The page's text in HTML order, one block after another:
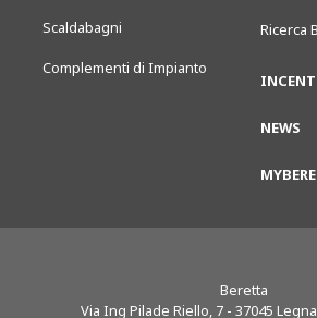
Scaldabagni
Complementi di Impianto
Ricerca
NEWS
Beretta
Via Ing Pilade Riello, 7 - 37045